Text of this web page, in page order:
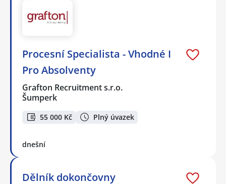
Procesní Specialista - Vhodné I
Pro Absolventy
Grafton Recruitment s.r.o.
Šumperk
55 000 Kč Plný úvazek
dnešní
Dělník dokončovny